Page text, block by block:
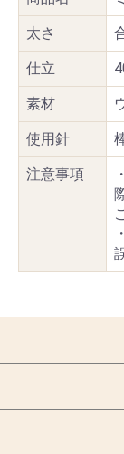
太さ
仕立
素材
使用針
注意事項